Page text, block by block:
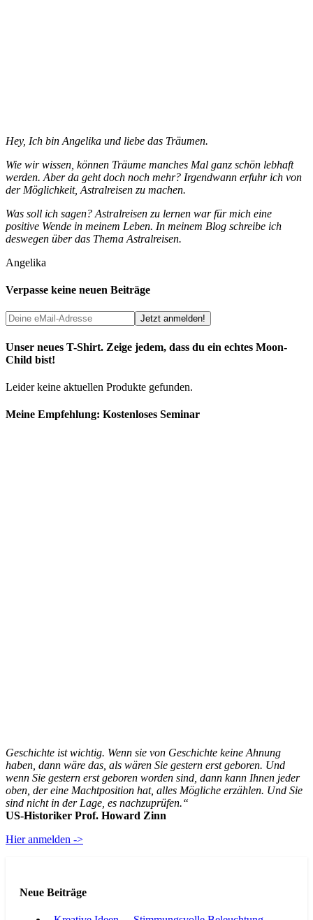
Hey, Ich bin Angelika und liebe das Träumen.
Wie wir wissen, können Träume manches Mal ganz schön lebhaft
werden. Aber da geht doch noch mehr? Irgendwann erfuhr ich von
der Möglichkeit, Astralreisen zu machen.
Was soll ich sagen? Astralreisen zu lernen war für mich eine
positive Wende in meinem Leben. In meinem Blog schreibe ich
deswegen über das Thema Astralreisen.
Angelika
Verpasse keine neuen Beiträge
Unser neues T-Shirt. Zeige jedem, dass du ein echtes Moon-
Child bist!
Leider keine aktuellen Produkte gefunden.
Meine Empfehlung: Kostenloses Seminar
Geschichte ist wichtig. Wenn sie von Geschichte keine Ahnung
haben, dann wäre das, als wären Sie gestern erst geboren. Und
wenn Sie gestern erst geboren worden sind, dann kann Ihnen jeder
oben, der eine Machtposition hat, alles Mögliche erzählen. Und Sie
sind nicht in der Lage, es nachzuprüfen.“
US-Historiker Prof. Howard Zinn
Hier anmelden ->
Neue Beiträge